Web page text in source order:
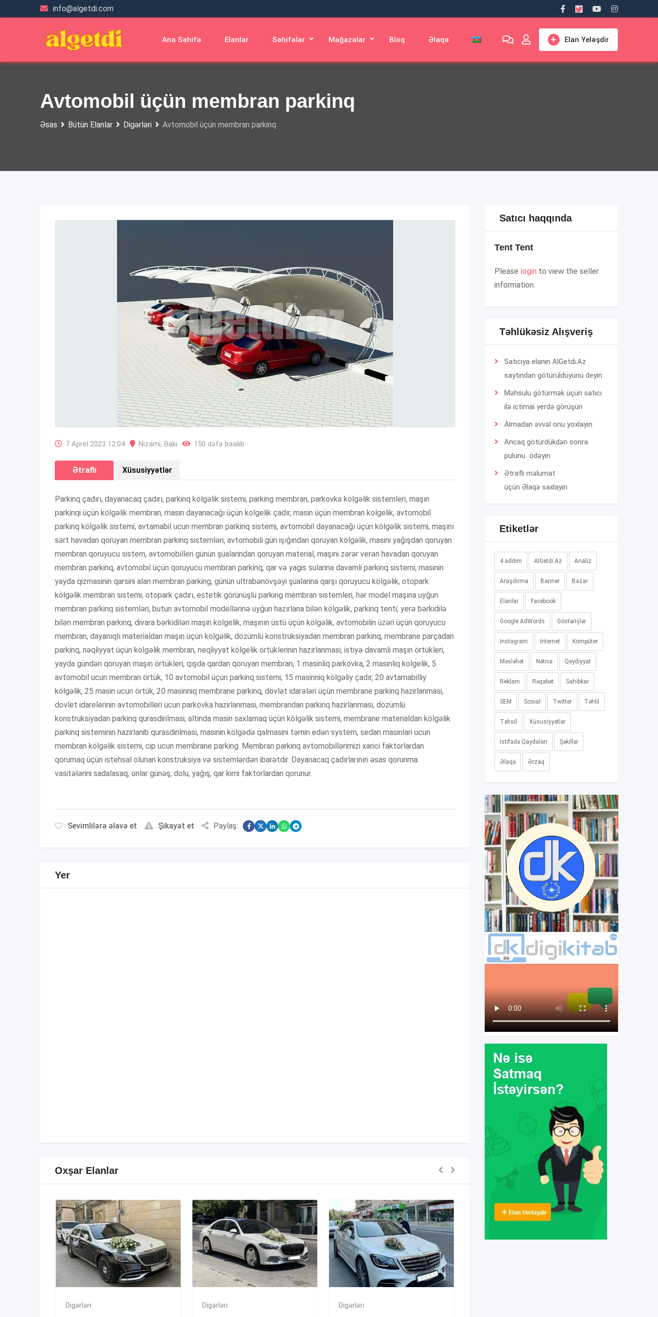
to
info@algetdi.com
Elan Yeləşdir
Ana Səhifə Elanlar Səhifələr Mağazalar Bloq Əlaqə
Avtomobil üçün membran parkinq
Əsas Bütün Elanlar Digərləri Avtomobil üçün membran parkinq
7 Aprel 2023 12:04 Nizami, Bakı 150 dəfə baxılıb
Ətraflı Xüsusiyyətlər
Parkinq çadırı, dayanacaq çadırı, parkinq kölgəlik sistemi, parking membran, parkovka kölgəlik sistemleri, maşın
parkinqi üçün kölgəlik membran, masin dayanacağı üçün kolgelik çadır, masin üçün membran kolgelik, avtomobil
parkinq kölgəlik sistemi, avtamabil ucun membran parkinq sistemi, avtomobil dayanacağı üçün kölgəlik sistemi, maşını
sərt havadan qoruyan membran parkinq sistemləri, avtomobili gün işığından qoruyan kölgəlik, masini yağışdan qoruyan
membran qoruyucu sistem, avtomobilleri günün şüalarindan qoruyan material, maşıni zərər verən havadan qoruyan
membran parkinq, avtomobil üçün qoruyucu membran parkinq, qar və yagis sularina davamli parkinq sistemi, masinin
yayda qizmasinin qarsini alan membran parking, günün ultrabənövşəyi şüalarina qarşı qoruyucu kölgəlik, otopark
kölgəlik membran sistemi, otopark çadırı, estetik görünüşlü parking membran sistemleri, hər model maşına uyğun
membran parkinq sistemləri, butun avtomobil modellərinə uyğun hazırlana bilən kölgəlik, parkinq tenti, yerə bərkidilə
bilən membran parkinq, divara bərkidilən maşın kolgelik, maşının üstü üçün kölgəlik, avtomobilin üzəri üçün qoruyucu
membran, dayanıqlı materialdan maşın üçün kölgəlik, dözümlü konstruksiyadan membran parkinq, membrane parçadan
parkinq, nəqliyyat üçün kölgəlik membran, neqliyyat kölgelik örtüklerinin hazırlanmasi, istiyə davamli maşın örtükleri,
yayda gündən qoruyan maşın örtükleri, qışda qardan qoruyan membran, 1 masinliq parkovka, 2 masinliq kolgelik, 5
avtomobil ucun membran örtük, 10 avtomobil üçün parkinq sistemi, 15 masinniq kölgəliy çadır, 20 avtamabilliy
kölgəlik, 25 masin ucun örtük, 20 masinniq membrane parkinq, dövlət idarələri üçün membrane parkinq hazirlanmasi,
dovlet idarelerinin avtomobilleri ucun parkovka hazirlanmasi, membrandan parkinq hazirlanmasi, dözümlü
konstruksiyadan parkinq qurasdirilmasi, altinda masin saxlamaq üçün kölgəlik sistemi, membrane materialdan kölgəlik
parkinq sisteminin hazirlanib qurasdirilmasi, masinin kölgədə qalmasini təmin edən system, sedan masinlari ucun
membran kölgəlik sistemi, cip ucun membrane parking. Membran parkinq avtomobillərimizi xarici faktorlardan
qorumaq üçün istehsal olunan konstruksiya və sistemlərdən ibarətdir. Dayanacaq çadırlarının əsas qorunma
vasitələrini sadalasaq, onlar günəş, dolu, yağış, qar kimi faktorlardan qorunur.
Sevimlilərə əlavə et Şikayət et Paylaş:
Yer
Oxşar Elanlar
Digərləri Digərləri Digərləri
Satıcı haqqında
Tent Tent
Please login to view the seller
information.
Təhlükəsiz Alışveriş
Satıcıya elanın AlGetdi.Az
saytından götürüldüyünü deyin
Məhsulu götürmək üçün satıcı
ilə ictimai yerdə görüşün
Almadan əvvəl onu yoxlayın
Ancaq götürdükdən sonra
pulunu ödəyin
Ətraflı məlumat
üçün Əlaqə saxlayın
Etiketlər
4 addım AlGetdi.Az Analiz
Araşdırma Banner Bazar
Elanlar Facebook
Google AdWords Göstərişlər
Instagram Internet Kompüter
Məsləhət Nəticə Qeydiyyat
Reklam Rəqabət Sahibkar
SEM Sosial Twitter Təhlil
Təhsil Xüsusiyyətlər
İstifadə Qaydaları Şəkillər
Əlaqə Ərzaq